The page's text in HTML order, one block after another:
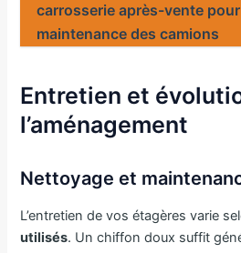
carrosserie après-vente
maintenance des camions
Entretien et
l’aménagement
Nettoyage et
L’entretien de vos étagères varie
utilisés. Un chiffon doux suffit